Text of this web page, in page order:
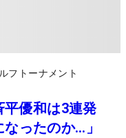
フトーナメント
優和は3連発
ったのか…」